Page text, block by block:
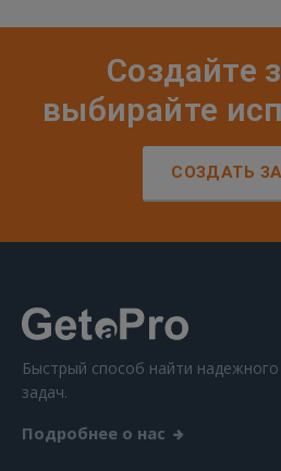
Создайте
выбирайте
СОЗДАТЬ
Быстрый способ найти
задач.
Подробнее о нас